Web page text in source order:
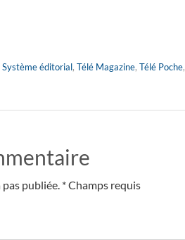
Système éditorial, Télé Magazine, Télé Poche,
publiée. * Champs requis